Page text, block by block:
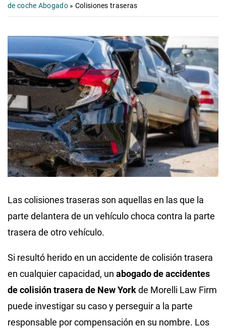
de coche Abogado» Colisiones traseras
Las colisiones traseras son aquellas en las que la
parte delantera de un vehículo choca contra la parte
trasera de otro vehículo.
Si resultó herido en un accidente de colisión trasera
en cualquier capacidad, un abogado de accidentes
de colisión trasera de New Yorkde Morelli Law Firm
puede investigar su caso y perseguir a la parte
responsable por compensación en su nombre. Los